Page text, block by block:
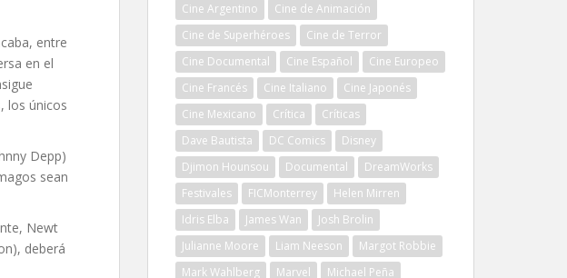
entre
en el
los únicos
Depp)
sean
Newt
deberá
Cine Argentino
Cine de Animación
Cine de Superhéroes
Cine de Terror
Cine Documental
Cine Español
Cine Europeo
Cine Francés
Cine Italiano
Cine Japonés
Cine Mexicano
Crítica
Críticas
Dave Bautista
DC Comics
Disney
Djimon Hounsou
Documental
DreamWorks
Festivales
FICMonterrey
Helen Mirren
Idris Elba
James Wan
Josh Brolin
Julianne Moore
Liam Neeson
Margot Robbie
Mark Wahlberg
Marvel
Michael Peña